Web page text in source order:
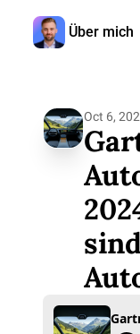
Über mich
Oct 6,